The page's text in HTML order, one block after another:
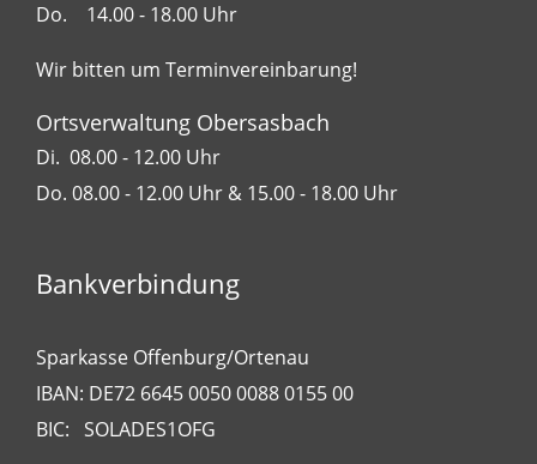
Do. 14.00 - 18.00 Uhr
Wir bitten um Terminvereinbarung!
Ortsverwaltung Obersasbach
Di. 08.00 - 12.00 Uhr
Do. 08.00 - 12.00 Uhr & 15.00 - 18.00 Uhr
Bankverbindung
Sparkasse Offenburg/Ortenau
IBAN: DE72 6645 0050 0088 0155 00
BIC: SOLADES1OFG